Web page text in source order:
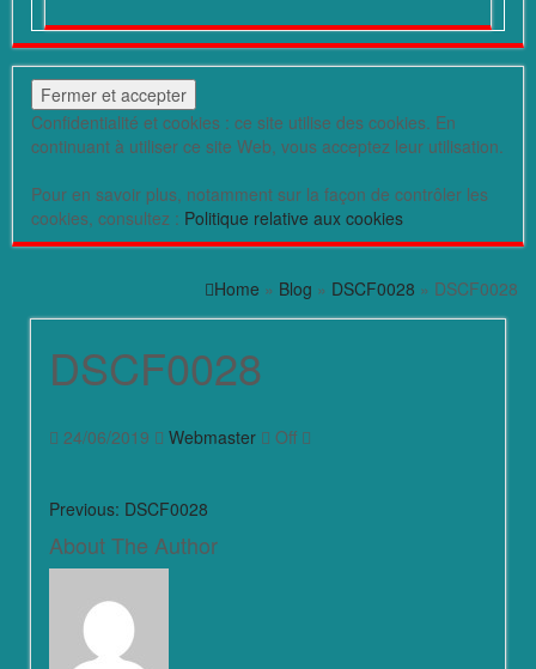
Confidentialité et cookies : ce site utilise des cookies. En
continuant à utiliser ce site Web, vous acceptez leur utilisation.
Pour en savoir plus, notamment sur la façon de contrôler les
cookies, consultez : Politique relative aux cookies
Home » Blog » DSCF0028 » DSCF0028
DSCF0028
24/06/2019 Webmaster Off
Previous: DSCF0028
About The Author